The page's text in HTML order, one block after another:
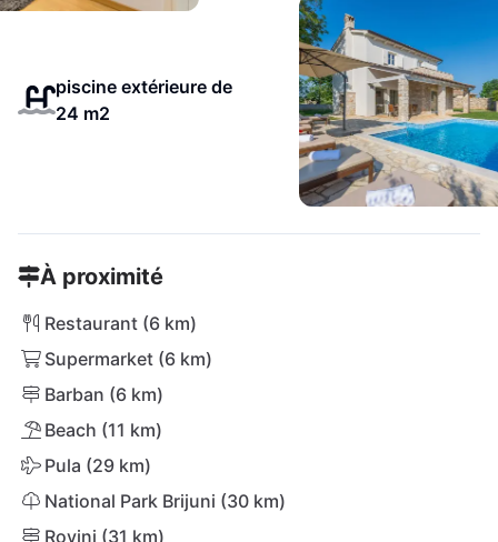
piscine extérieure de
24 m2
À proximité
Restaurant (6 km)
Supermarket (6 km)
Barban (6 km)
Beach (11 km)
Pula (29 km)
National Park Brijuni (30 km)
Rovinj (31 km)